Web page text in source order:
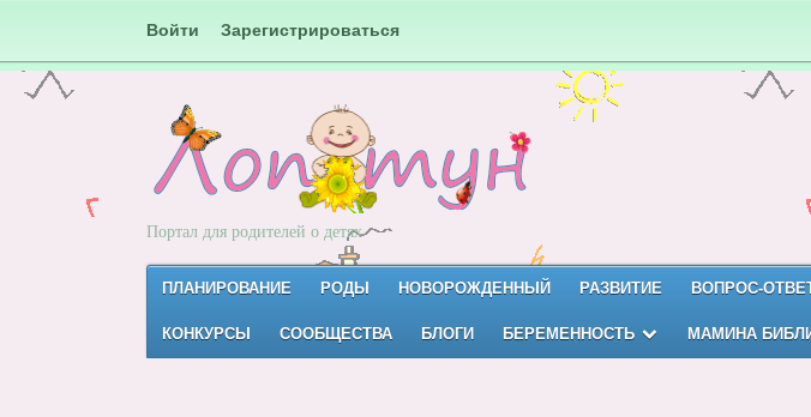
Войти Зарегистрироваться
Портал для родителей о детях
ПЛАНИРОВАНИЕ РОДЫ НОВОРОЖДЕННЫЙ РАЗВИТИЕ ВОПРОС-
КОНКУРСЫ СООБЩЕСТВА БЛОГИ БЕРЕМЕННОСТЬ МАМИНА